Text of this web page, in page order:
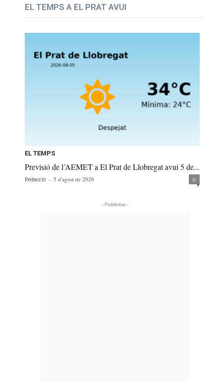
EL TEMPS A EL PRAT AVUI
EL TEMPS
Previsió de l’AEMET a El Prat de Llobregat avui 5 de...
Redacció - 5 d'agost de 2026 0
- Publicitat -